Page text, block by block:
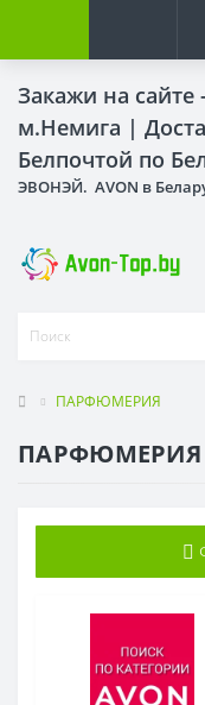
Закажи на
м.Немига |
Белпочтой по
ЭВОНЭЙ. AVON в
ПАРФЮМЕРИЯ
ПАРФЮМЕРИЯ